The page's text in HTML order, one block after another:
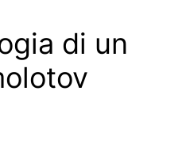
di un